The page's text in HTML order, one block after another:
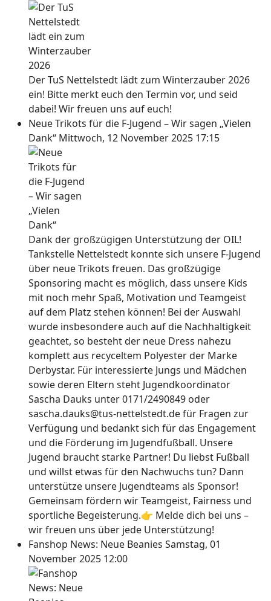
Der TuS Nettelstedt lädt zum Winterzauber 2026
ein! Bitte merkt euch den Termin vor, und seid
dabei! Wir freuen uns auf euch!
Neue Trikots für die F-Jugend – Wir sagen „Vielen
Dank“ Mittwoch, 12 November 2025 17:15
Dank der großzügigen Unterstützung der OIL!
Tankstelle Nettelstedt konnte sich unsere F-Jugend
über neue Trikots freuen. Das großzügige
Sponsoring macht es möglich, dass unsere Kids
mit noch mehr Spaß, Motivation und Teamgeist
auf dem Platz stehen können! Bei der Auswahl
wurde insbesondere auch auf die Nachhaltigkeit
geachtet, so besteht der neue Dress nahezu
komplett aus recyceltem Polyester der Marke
Derbystar. Für interessierte Jungs und Mädchen
sowie deren Eltern steht Jugendkoordinator
Sascha Dauks unter 0171/2490849 oder
sascha.dauks@tus-nettelstedt.de für Fragen zur
Verfügung und bedankt sich für das Engagement
und die Förderung im Jugendfußball. Unsere
Jugend braucht starke Partner! Du liebst Fußball
und willst etwas für den Nachwuchs tun? Dann
unterstütze unsere Jugendteams als Sponsor!
Gemeinsam fördern wir Teamgeist, Fairness und
sportliche Begeisterung.👉 Melde dich bei uns –
wir freuen uns über jede Unterstützung!
Fanshop News: Neue Beanies Samstag, 01
November 2025 12:00